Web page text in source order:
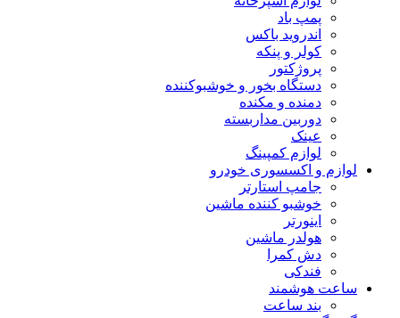
پمپ باد
اندروید باکس
کولر و پنکه
پروژکتور
دستگاه بخور و خوشبوکننده
دمنده و مکنده
دوربین مداربسته
عینک
لوازم کمپینگ
لوازم و اکسسوری خودرو
جامپ استارتر
خوشبو کننده ماشین
اینورتر
هولدر ماشین
دش کمرا
فندکی
ساعت هوشمند
بند ساعت